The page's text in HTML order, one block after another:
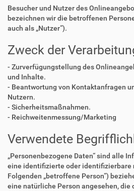
Besucher und Nutzer des
bezeichnen wir die betroffenen
auch als „Nutzer“).
Zweck der
- Zurverfügungstellung des
und Inhalte.
- Beantwortung von Kontaktanfragen
Nutzern.
- Sicherheitsmaßnahmen.
- Reichweitenmessung/Marketing
Verwendete
„Personenbezogene Daten“ sind alle
eine identifizierte oder identifizierbare
Folgenden „betroffene Person“)
eine natürliche Person angesehen, die